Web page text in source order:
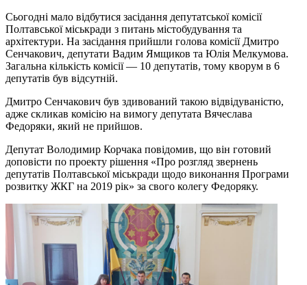
Сьогодні мало відбутися засідання депутатської комісії
Полтавської міськради з питань містобудування та
архітектури. На засідання прийшли голова комісії Дмитро
Сенчакович, депутати Вадим Ямщиков та Юлія Мелкумова.
Загальна кількість комісії — 10 депутатів, тому кворум в 6
депутатів був відсутній.
Дмитро Сенчакович був здивований такою відвідуваністю,
адже скликав комісію на вимогу депутата Вячеслава
Федоряки, який не прийшов.
Депутат Володимир Корчака повідомив, що він готовий
доповісти по проекту рішення «Про розгляд звернень
депутатів Полтавської міськради щодо виконання Програми
розвитку ЖКГ на 2019 рік» за свого колегу Федоряку.